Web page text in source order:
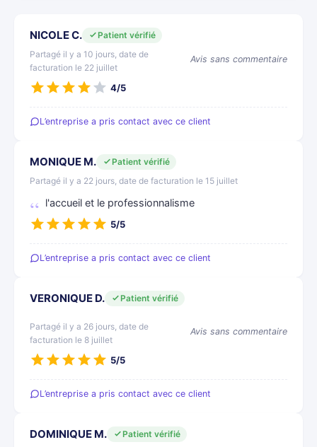
NICOLE C.
Patient vérifié
Partagé il y a 10 jours, date de
facturation le 22 juillet
Avis sans commentaire
4/5
L’entreprise a pris contact avec ce client
MONIQUE M.
Patient vérifié
Partagé il y a 22 jours, date de facturation le 15 juillet
l'accueil et le professionnalisme
5/5
L’entreprise a pris contact avec ce client
VERONIQUE D. Patient vérifié
Partagé il y a 26 jours, date de
facturation le 8 juillet
Avis sans commentaire
5/5
L’entreprise a pris contact avec ce client
DOMINIQUE M.
Patient vérifié